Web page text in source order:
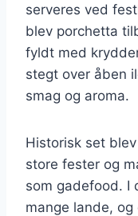
serveres ved
blev porchetta
fyldt med
stegt over åben
smag og aroma.
Historisk set
store fester og
som gadefood. I
mange lande,